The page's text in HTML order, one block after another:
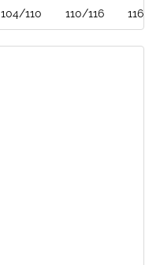
104/110 110/116 116/